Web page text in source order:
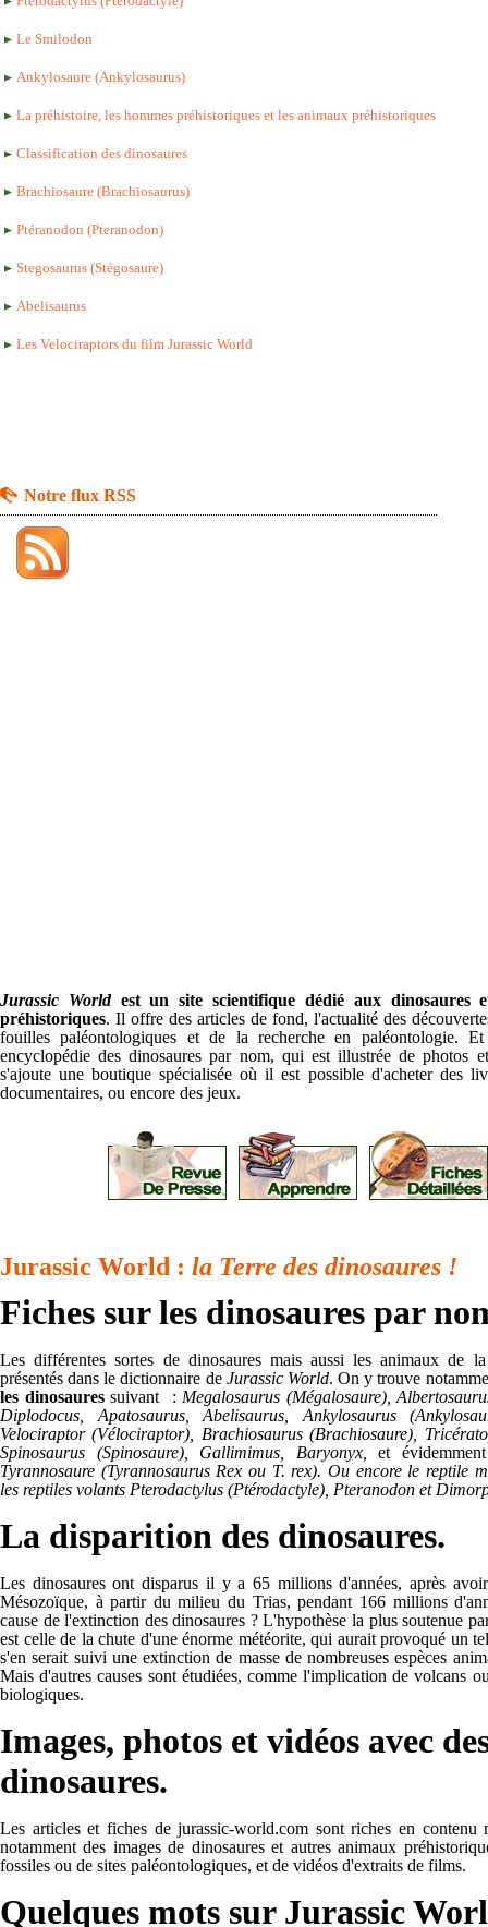
Le Smilodon
Ankylosaure (Ankylosaurus)
La préhistoire, les hommes préhistoriques et les animaux préhistoriques
Classification des dinosaures
Brachiosaure (Brachiosaurus)
Ptéranodon (Pteranodon)
Stegosaurus (Stégosaure)
Abelisaurus
Les Velociraptors du film Jurassic World
Notre flux RSS
Jurassic Worldest un site scientifique dédié aux dinosaures
préhistoriques. Il offre des articles de fond, l'actualité des
fouilles paléontologiques et de la recherche en paléontologie. Et
encyclopédie des dinosaures par nom, qui est illustrée de photos
s'ajoute une boutique spécialisée où il est possible d'acheter des
documentaires, ou encore des jeux.
Jurassic World : la Terre des dinosaures !
Fiches sur les dinosaures par
Les différentes sortes de dinosaures mais aussi les animaux de
présentés dans le dictionnaire de Jurassic World. On y trouve
les dinosauressuivant : Megalosaurus (Mégalosaure),
Diplodocus, Apatosaurus, Abelisaurus, Ankylosaurus
Velociraptor (Vélociraptor), Brachiosaurus (Brachiosaure),
Spinosaurus (Spinosaure), Gallimimus, Baryonyx, et
Tyrannosaure (Tyrannosaurus Rex ou T. rex). Ou encore le reptile
les reptiles volants Pterodactylus (Ptérodactyle), Pteranodon et
La disparition des dinosaures.
Les dinosaures ont disparus il y a 65 millions d'années, après
Mésozoïque, à partir du milieu du Trias, pendant 166 millions
cause de l'extinction des dinosaures ? L'hypothèse la plus soutenue
est celle de la chute d'une énorme météorite, qui aurait provoqué un
s'en serait suivi une extinction de masse de nombreuses espèces
Mais d'autres causes sont étudiées, comme l'implication de volcans
biologiques.
Images, photos et vidéos avec
dinosaures.
Les articles et fiches de jurassic-world.com sont riches en contenu
notamment des images de dinosaures et autres animaux
fossiles ou de sites paléontologiques, et de vidéos d'extraits de films.
Quelques mots sur Jurassic